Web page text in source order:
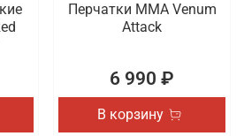
Перчатки ММА Venum
Attack
6 990 ₽
В корзину